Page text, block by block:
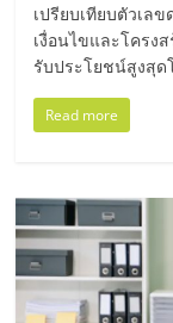
คืน
ทุน
ไว,
ที่
เปรียบเทียบตัวเลข
เงื่อนไขและโคร
รับประโยชน์สูงสุด
Read more